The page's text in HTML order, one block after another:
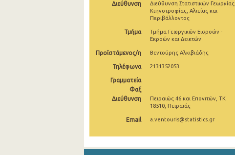
Ιουλίου 2025
Μαΐου 2025
Απριλίου 2025
Φεβρουαρίου 2025
Ιανουαρίου 2025
Νοεμβρίου 2024
Διεύθυνση
Διεύθυνση Στατιστικών Γεωργίας,
Κτηνοτροφίας, Αλιείας και
Περιβάλλοντος
Τμήμα
Τμήμα Γεωργικών Εισροών -
Εκροών και Δεικτών
Προϊστάμενος/η Βεντούρης Αλκιβιάδης
Τηλέφωνα 2131352053
Γραμματεία
Φαξ
Διεύθυνση
Πειραιώς 46 και Επονιτών, ΤΚ
18510, Πειραιάς
Email a.ventouris@statistics.gr